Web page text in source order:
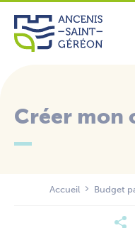
Aller
contenu
Créer mon
Accueil Budget
Panneau de gestion des